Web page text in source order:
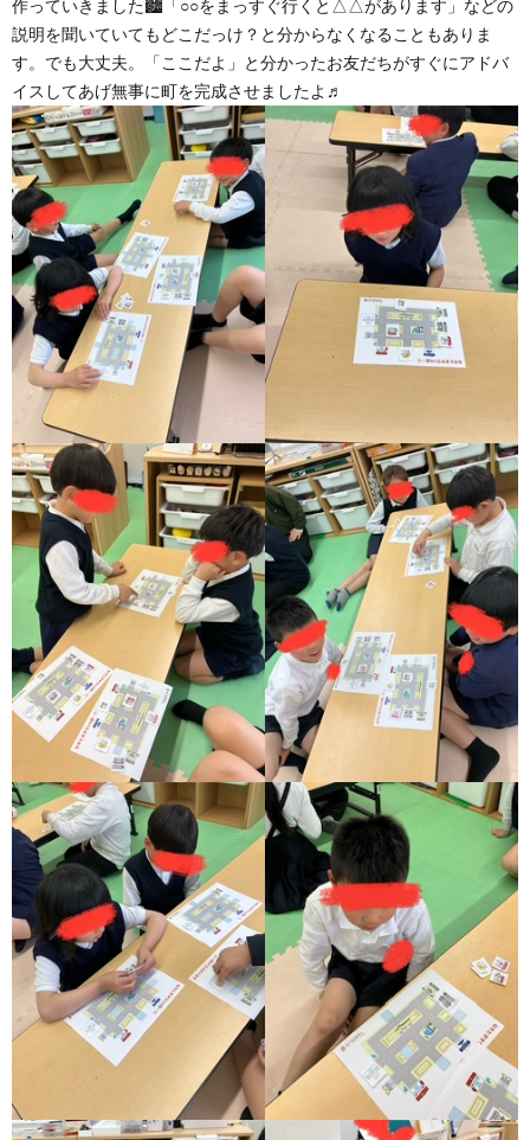
作っていきました🏙「○○をまっすぐ行くと△△があります」などの
説明を聞いていてもどこだっけ？と分からなくなることもありま
す。でも大丈夫。「ここだよ」と分かったお友だちがすぐにアドバ
イスしてあげ無事に町を完成させましたよ♬